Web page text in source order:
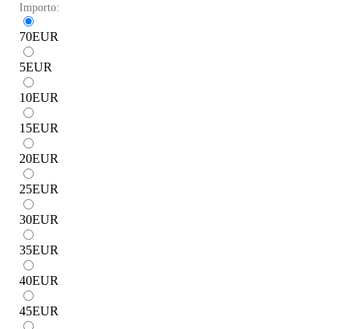
Importo:
70EUR
5EUR
10EUR
15EUR
20EUR
25EUR
30EUR
35EUR
40EUR
45EUR